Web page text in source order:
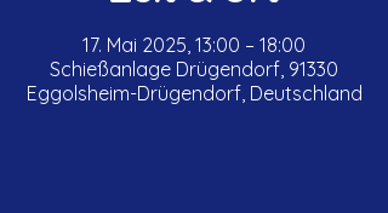
17. Mai 2025, 13:00 – 18:00
Schießanlage Drügendorf, 91330
Eggolsheim-Drügendorf, Deutschland